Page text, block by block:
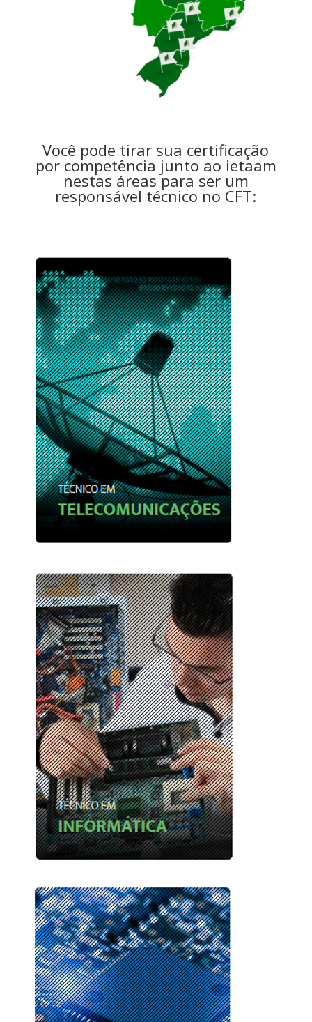
Você pode tirar sua certificação
por competência junto ao ietaam
nestas áreas para ser um
responsável técnico no CFT: